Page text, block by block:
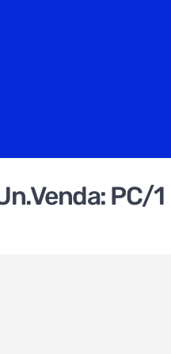
PC/1